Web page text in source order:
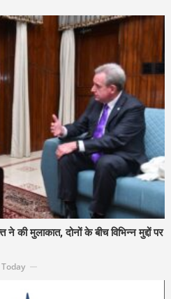
की मुलाकात, दोनों के बीच विभिन्न मुद्दों पर